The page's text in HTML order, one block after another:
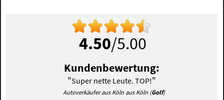
4.50/5.00
Kundenbewertung:
"Super nette Leute. TOP!"
Autoverkäufer aus Köln aus Köln (Golf)